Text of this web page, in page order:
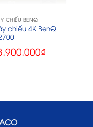
CHIẾU BENQ
chiếu 4K BenQ
₫